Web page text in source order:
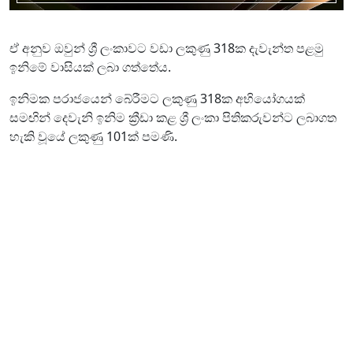
ඒ අනුව ඔවුන් ශ්‍රී ලංකාවට වඩා ලකුණු 318ක දැවැන්ත පළමු
ඉනිමේ වාසියක් ලබා ගත්තේය.
ඉනිමක පරාජයෙන් බේරීමට ලකුණු 318ක අභියෝගයක්
සමඟින් දෙවැනි ඉනිම ක්‍රීඩා කළ ශ්‍රී ලංකා පිතිකරුවන්ට ලබාගත
හැකි වූයේ ලකුණු 101ක් පමණි.